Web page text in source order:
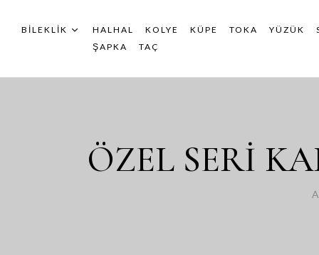
BILEKLIK HALHAL KOLYE KÜPE TOKA YÜZÜK
ŞAPKA
TAÇ
ÖZEL SERİ